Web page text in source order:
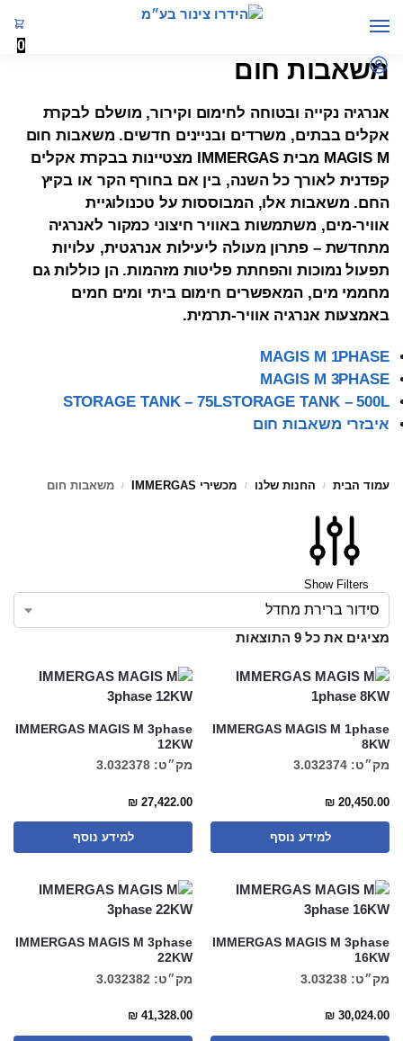
0
משאבות חום
אנרגיה נקייה ובטוחה לחימום וקירור, מושלם לבקרת
אקלים בבתים, משרדים ובניינים חדשים. משאבות חום
MAGIS M מבית IMMERGAS מצטיינות בבקרת אקלים
קפדנית לאורך כל השנה, בין אם בחורף הקר או בקיץ
החם. משאבות אלו, המבוססות על טכנולוגיית
אוויר-מים, משתמשות באוויר חיצוני כמקור לאנרגיה
מתחדשת – פתרון מעולה ליעילות אנרגטית, עלויות
תפעול נמוכות והפחתת פליטות מזהמות. הן כוללות גם
מחממי מים, המאפשרים חימום ביתי ומים חמים
באמצעות אנרגיה אוויר-תרמית.
MAGIS M 1PHASE
MAGIS M 3PHASE
STORAGE TANK – 75LSTORAGE TANK – 500L
איבזרי משאבות חום
עמוד הבית / החנות שלנו / מכשירי IMMERGAS / משאבות חום
Show Filters
מציגים את כל ⁦9⁩ התוצאות
IMMERGAS MAGIS M 1phase
8KW
מק״ט: 3.032374
₪ 20,450.00
למידע נוסף
IMMERGAS MAGIS M 3phase
12KW
מק״ט: 3.032378
₪ 27,422.00
למידע נוסף
IMMERGAS MAGIS M 3phase
16KW
מק״ט: 3.03238
₪ 30,024.00
IMMERGAS MAGIS M 3phase
22KW
מק״ט: 3.032382
₪ 41,328.00